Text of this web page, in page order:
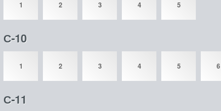
1 2 3 4 5
С-10
1 2 3 4 5 6
С-11